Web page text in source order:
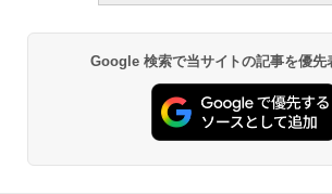
Google 検索で当サイトの記事を優先